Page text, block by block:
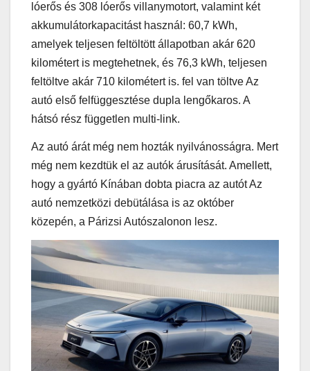
lóerős és 308 lóerős villanymotort, valamint két
akkumulátorkapacitást használ: 60,7 kWh,
amelyek teljesen feltöltött állapotban akár 620
kilométert is megtehetnek, és 76,3 kWh, teljesen
feltöltve akár 710 kilométert is. fel van töltve Az
autó első felfüggesztése dupla lengőkaros. A
hátsó rész független multi-link.
Az autó árát még nem hozták nyilvánosságra. Mert
még nem kezdtük el az autók árusítását. Amellett,
hogy a gyártó Kínában dobta piacra az autót Az
autó nemzetközi debütálása is az október
közepén, a Párizsi Autószalonon lesz.